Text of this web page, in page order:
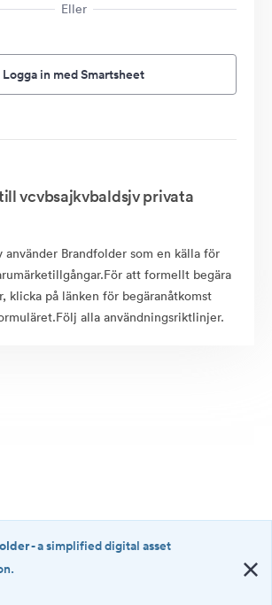
Eller
Logga in med Smartsheet
vcvbsajkvbaldsjv privata
använder Brandfolder som en källa för
att formellt begära
klicka på länken för begäranåtkomst
alla användningsriktlinjer.
- a simplified digital asset